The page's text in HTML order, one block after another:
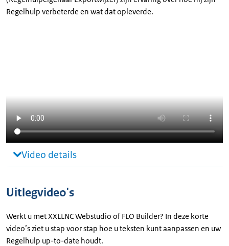
Regelhulp verbeterde en wat dat opleverde.
Video details
Uitlegvideo's
Werkt u met XXLLNC Webstudio of FLO Builder? In deze korte
video’s ziet u stap voor stap hoe u teksten kunt aanpassen en uw
Regelhulp up-to-date houdt.